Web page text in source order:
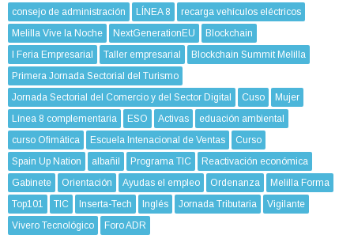
consejo de administración
LÍNEA 8
recarga vehículos eléctricos
Melilla Vive la Noche
NextGenerationEU
Blockchain
I Feria Empresarial
Taller empresarial
Blockchain Summit Melilla
Primera Jornada Sectorial del Turismo
Jornada Sectorial del Comercio y del Sector Digital
Cuso
Mujer
Línea 8 complementaria
ESO Activas
eduación ambiental
curso Ofimática
Escuela Intenacional de Ventas
Curso
Spain Up Nation
albañil Programa TIC
Reactivación económica
Gabinete
Orientación Ayudas el empleo Ordenanza
Melilla Forma
Top101
TIC Inserta-Tech Inglés Jornada Tributaria
Vigilante
Vivero Tecnológico
Foro ADR